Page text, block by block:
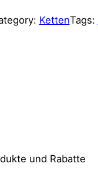
KettenTags:
und Rabatte